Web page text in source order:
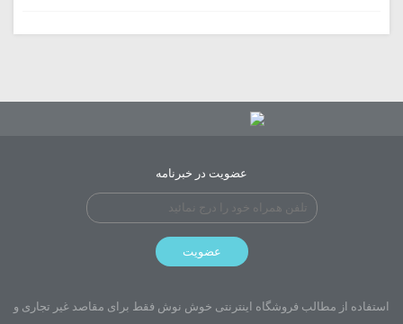
عضویت در خبرنامه
عضویت
استفاده از مطالب فروشگاه اینترنتی خوش نوش فقط برای مقاصد غیر تجاری و